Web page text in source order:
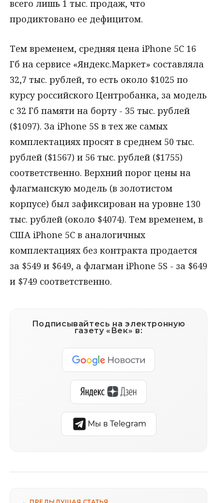
всего лишь 1 тыс. продаж, что
продиктовано ее дефицитом.
Тем временем, средняя цена iPhone 5C 16
Гб на сервисе «Яндекс.Маркет» составляла
32,7 тыс. рублей, то есть около $1025 по
курсу российского Центробанка, за модель
с 32 Гб памяти на борту - 35 тыс. рублей
($1097). За iPhone 5S в тех же самых
комплектациях просят в среднем 50 тыс.
рублей ($1567) и 56 тыс. рублей ($1755)
соответственно. Верхний порог цены на
флагманскую модель (в золотистом
корпусе) был зафиксирован на уровне 130
тыс. рублей (около $4074). Тем временем, в
США iPhone 5C в аналогичных
комплектациях без контракта продается
за $549 и $649, а флагман iPhone 5S - за $649
и $749 соответственно.
Подписывайтесь на электронную
газету «Век» в:
Мы в Telegram